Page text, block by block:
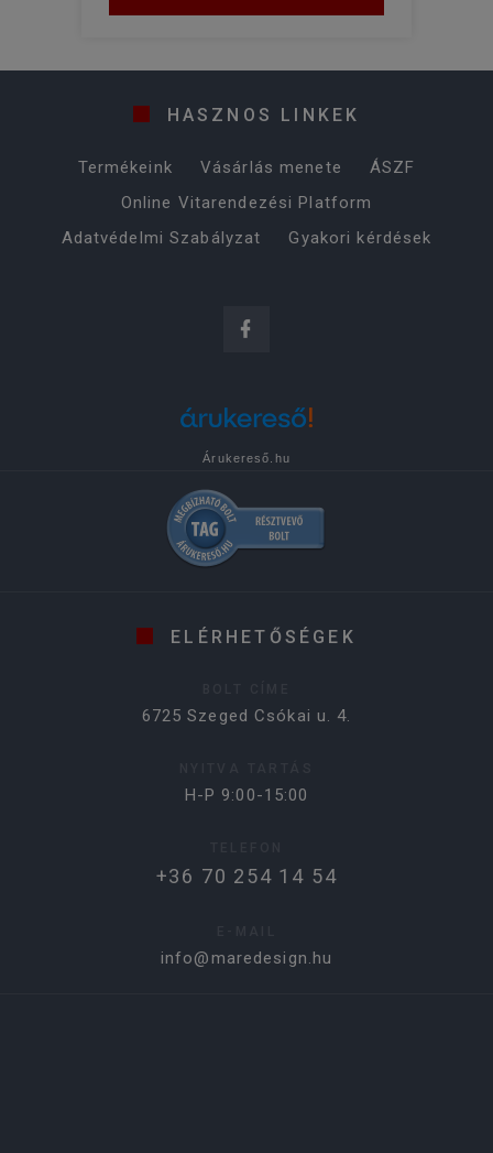
HASZNOS LINKEK
Termékeink Vásárlás menete
ÁSZF
Online Vitarendezési Platform
Adatvédelmi Szabályzat
Gyakori kérdések
Árukereső.hu
ELÉRHETŐSÉGEK
6725 Szeged Csókai u. 4.
H-P 9:00-15:00
+36 70 254 14 54
info@maredesign.hu